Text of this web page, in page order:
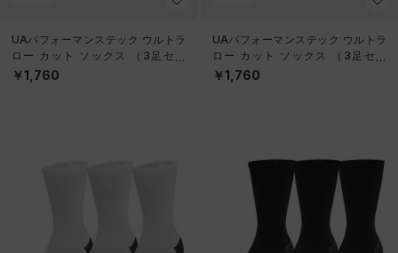
UAパフォーマンステック ウルトラ
ロー カット ソックス （3足セッ
ト）（トレーニング/UNISEX）
￥1,760
UAパフォーマンステック ウルトラ
ロー カット ソックス （3足セッ
ト）（トレーニング/UNISEX）
￥1,760